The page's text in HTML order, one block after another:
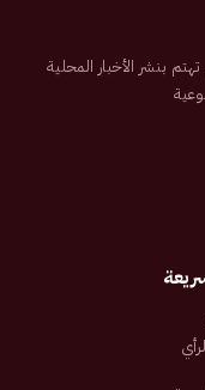
إلكترونية سعودية تم تأسيسها عام 2007م تهتم بنشر الأخبار المحلية